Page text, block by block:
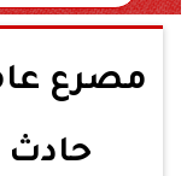
مصرع
حادث